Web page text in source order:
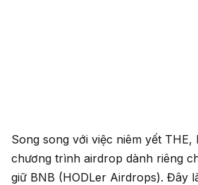
Song song với việc niêm yết THE,
chương trình airdrop dành riêng
giữ BNB (HODLer Airdrops). Đây